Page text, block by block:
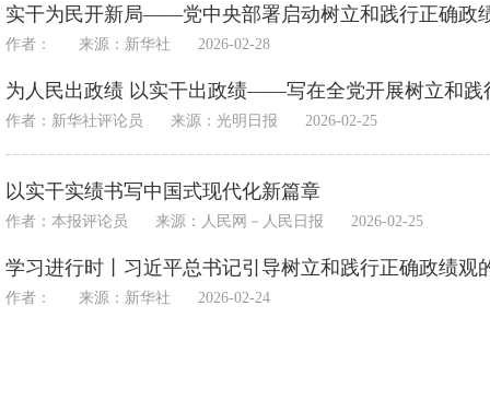
实干为民开新局——党中央部署启动树立和践行正确政
作者： 来源： 新华社 2026-02-28
为人民出政绩 以实干出政绩——写在全党开展树立和践
作者：新华社评论员 来源： 光明日报 2026-02-25
以实干实绩书写中国式现代化新篇章
作者：本报评论员 来源： 人民网－人民日报 2026-02-25
学习进行时丨习近平总书记引导树立和践行正确政绩观
作者： 来源： 新华社 2026-02-24